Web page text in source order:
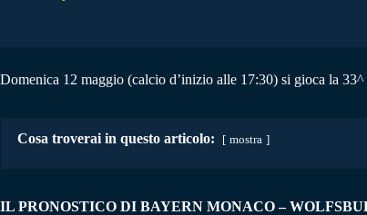
Domenica 12 maggio (calcio d’inizio alle 17:30) si gioca la
Cosa troverai in questo articolo: mostra
IL PRONOSTICO DI BAYERN MONACO –